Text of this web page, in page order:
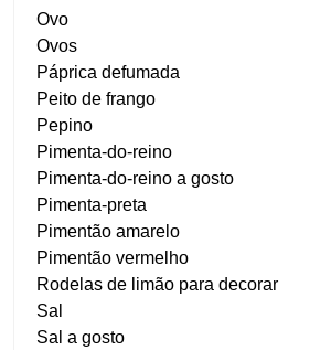
Ovo
Ovos
Páprica defumada
Peito de frango
Pepino
Pimenta-do-reino
Pimenta-do-reino a gosto
Pimenta-preta
Pimentão amarelo
Pimentão vermelho
Rodelas de limão para decorar
Sal
Sal a gosto